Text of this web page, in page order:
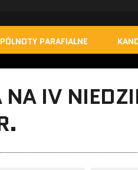
PARAFIALNE
NA IV